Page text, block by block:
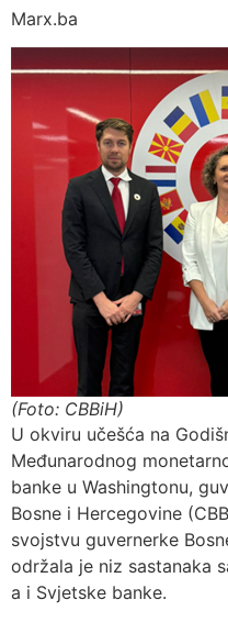
Marx.ba
(Foto: CBBiH)
U okviru učešća na
Međunarodnog
banke u Washingtonu,
Bosne i Hercegovine
svojstvu guvernerke
održala je niz sastanaka
a i Svjetske banke.